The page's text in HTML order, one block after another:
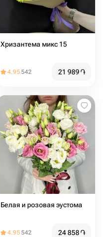
Хризантема микс 15
4.95542 21 989֏
Белая и розовая эустома
4.95542 24 858֏